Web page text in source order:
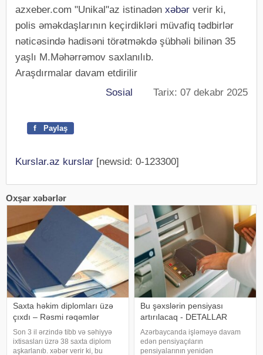
azxeber.com "Unikal"az istinadən xəbər verir ki,
polis əməkdaşlarının keçirdikləri müvafiq tədbirlər
nəticəsində hadisəni törətməkdə şübhəli bilinən 35
yaşlı M.Məhərrəmov saxlanılıb.
Araşdırmalar davam etdirilir
Sosial Tarix: 07 dekabr 2025
f Paylaş
Kurslar.az kurslar [newsid: 0-123300]
Oxşar xəbərlər
Saxta həkim diplomları üzə
çıxdı – Rəsmi rəqəmlər
Son 3 il ərzində tibb və səhiyyə
ixtisasları üzrə 38 saxta diplom
aşkarlanıb. xəbər verir ki, bu
Bu şəxslərin pensiyası
artırılacaq - DETALLAR
Azərbaycanda işləməyə davam
edən pensiyaçıların
pensiyalarının yenidən